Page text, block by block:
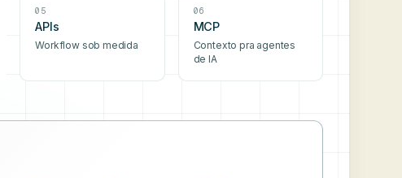
05
APIs
Workflow sob medida
06
MCP
Contexto pra agentes
de IA